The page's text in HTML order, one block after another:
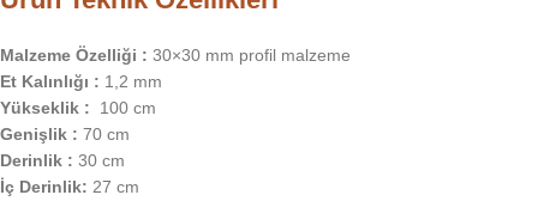
Malzeme Özelliği : 30×30 mm profil malzeme
Et Kalınlığı : 1,2 mm
Yükseklik : 100 cm
Genişlik : 70 cm
Derinlik : 30 cm
İç Derinlik: 27 cm